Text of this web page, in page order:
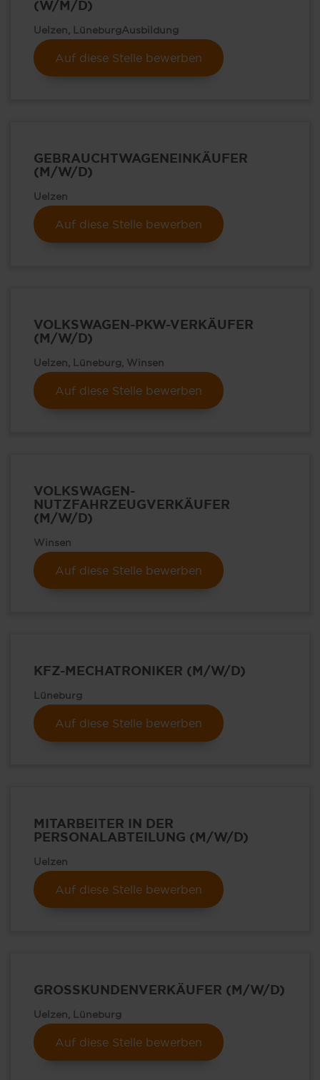
(W/M/D)
Uelzen, LüneburgAusbildung
Auf diese Stelle bewerben
GEBRAUCHTWAGENEINKÄUFER
(M/W/D)
Uelzen
Auf diese Stelle bewerben
VOLKSWAGEN-PKW-VERKÄUFER
(M/W/D)
Uelzen, Lüneburg, Winsen
Auf diese Stelle bewerben
VOLKSWAGEN-
NUTZFAHRZEUGVERKÄUFER
(M/W/D)
Winsen
Auf diese Stelle bewerben
KFZ-MECHATRONIKER (M/W/D)
Lüneburg
Auf diese Stelle bewerben
MITARBEITER IN DER
PERSONALABTEILUNG (M/W/D)
Uelzen
Auf diese Stelle bewerben
GROSSKUNDENVERKÄUFER (M/W/D)
Uelzen, Lüneburg
Auf diese Stelle bewerben